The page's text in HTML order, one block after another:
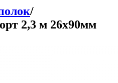
/
2,3 м 26х90мм